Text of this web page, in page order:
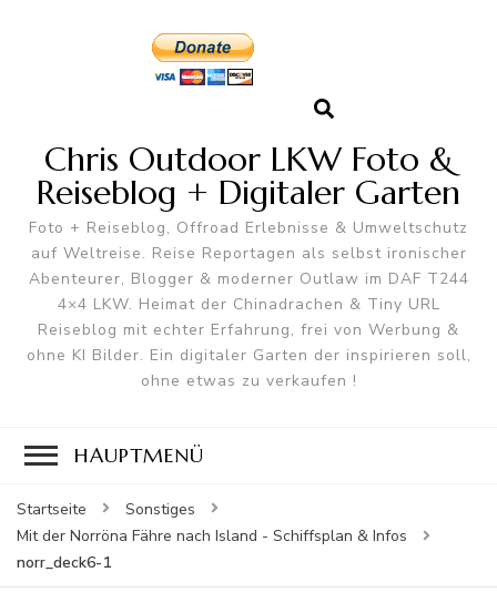
Chris Outdoor LKW Foto &
Reiseblog + Digitaler Garten
Foto + Reiseblog, Offroad Erlebnisse & Umweltschutz
auf Weltreise. Reise Reportagen als selbst ironischer
Abenteurer, Blogger & moderner Outlaw im DAF T244
4×4 LKW. Heimat der Chinadrachen & Tiny URL
Reiseblog mit echter Erfahrung, frei von Werbung &
ohne KI Bilder. Ein digitaler Garten der inspirieren soll,
ohne etwas zu verkaufen !
HAUPTMENÜ
Startseite
Sonstiges
Mit der Norröna Fähre nach Island - Schiffsplan & Infos
norr_deck6-1